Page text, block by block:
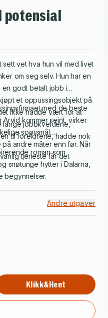
potensial
vet hva hun vil med livet
om seg selv. Hun har en
godt betalt jobb i
et oppussingsobjekt på
ikke hadde vært for at
lange jobbkveldene,
til foreldrene, hadde nok
med de beste
kommer seint, virker
spørsmål.
andre måter enn før. Når
tjeneste får det
roman som
snøtunge hytter i Dalarna,
begynnelser.
Andre utgaver
Klikk&Hent